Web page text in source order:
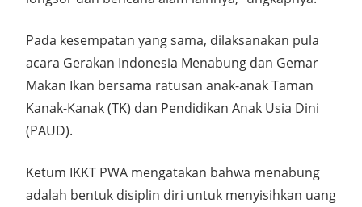
Pada kesempatan yang sama, dilaksanakan pula
acara Gerakan Indonesia Menabung dan Gemar
Makan Ikan bersama ratusan anak-anak Taman
Kanak-Kanak (TK) dan Pendidikan Anak Usia Dini
(PAUD).
Ketum IKKT PWA mengatakan bahwa menabung
adalah bentuk disiplin diri untuk menyisihkan uang